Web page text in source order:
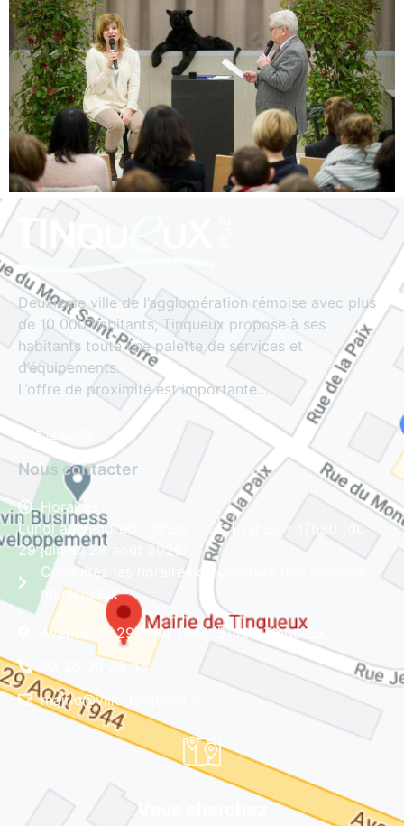
Deuxième ville de l’agglomération rémoise avec plus
de 10 000 habitants, Tinqueux propose à ses
habitants toute une palette de services et
d’équipements.
L’offre de proximité est importante…
Lire la suite
Nous contacter
Horaires
Lundi au vendredi : 8h30 - 12h | 13h30 - 17h30 (du
29 juin au 28 août 2026)
Consultez les horaires d'ouverture des services
municipaux
Avenue du 29 Août 1944, 51430 Tinqueux
03 26 08 23 45
mairie@ville-tinqueux.fr
Vous cherchez